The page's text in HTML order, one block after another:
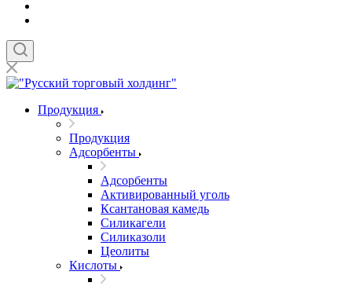
Продукция
Продукция
Адсорбенты
Адсорбенты
Активированный уголь
Ксантановая камедь
Силикагели
Силиказоли
Цеолиты
Кислоты